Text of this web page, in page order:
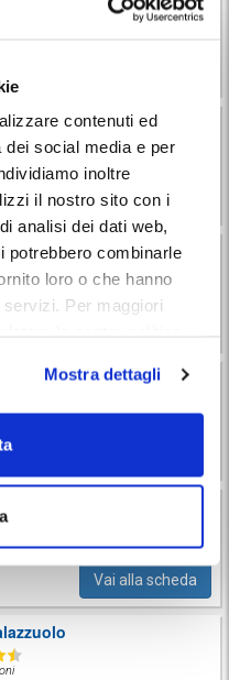
contenuti ed
dei social media e per
inoltre
il nostro sito con i
analisi dei dati web,
potrebbero combinarle
loro o che hanno
Per maggiori
Mostra dettagli
Vai alla scheda
Parking Club
Orsola
Vai alla scheda